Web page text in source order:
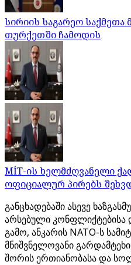
სირიის საგარეო საქმეთა
თურქეთში ჩამოდის
MİT-ის ხელმძღვანელი
ოფიციალურ პირებს
განცხადებაში ასევე
არსებული კონფლიქტებისა
გამო, ანკარის NATO-ს
მნიშვნელოვანი
შორის ერთიანობასა და